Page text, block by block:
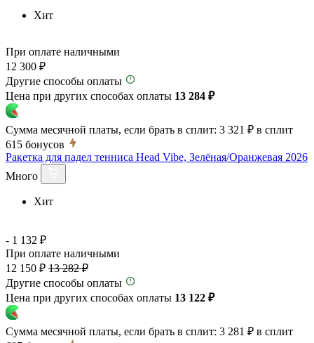
Хит
При оплате наличными
12 300 ₽
Другие способы оплаты
Цена при других способах оплаты 13 284 ₽
Сумма месячной платы, если брать в сплит: 3 321 ₽ в сплит
615 бонусов
Ракетка для падел тенниса Head Vibe, Зелёная/Оранжевая 2026
Много
Хит
- 1 132 ₽
При оплате наличными
12 150 ₽ 13 282 ₽
Другие способы оплаты
Цена при других способах оплаты 13 122 ₽
Сумма месячной платы, если брать в сплит: 3 281 ₽ в сплит